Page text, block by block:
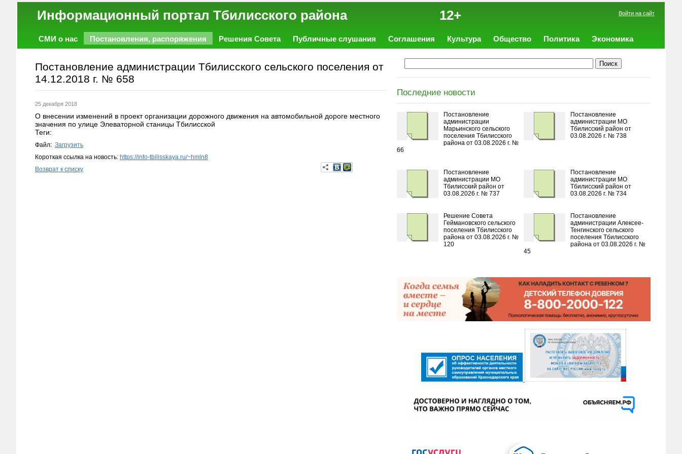
Информационный портал Тбилисского района 12+ Войти на сайт
СМИ о нас Постановления, распоряжения Решения Совета Публичные слушания Соглашения Культура Общество Политика
Экономика
Постановление администрации Тбилисского сельского поселения от
14.12.2018 г. № 658
25 декабря 2018
О внесении изменений в проект организации дорожного движения на автомобильной дороге местного
значения по улице Элеваторной станицы Тбилисской
Теги:
Файл: Загрузить
Короткая ссылка на новость: https://info-tbilisskaya.ru/~hmln8
Возврат к списку
Последние новости
Постановление
администрации
Марьинского сельского
поселения Тбилисского
района от 03.08.2026 г. №
66
Постановление
администрации МО
Тбилисский район от
03.08.2026 г. № 738
Постановление
администрации МО
Тбилисский район от
03.08.2026 г. № 737
Постановление
администрации МО
Тбилисский район от
03.08.2026 г. № 734
Решение Совета
Геймановского сельского
поселения Тбилисского
района от 03.08.2026 г. №
120
Постановление
администрации Алексее-
Тенгинского сельского
поселения Тбилисского
района от 03.08.2026 г. №
45